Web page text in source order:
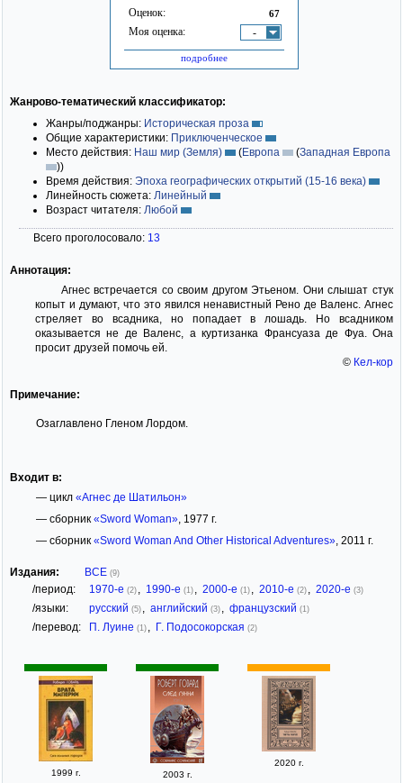
Оценок: 67
Моя оценка: -
подробнее
Жанрово-тематический классификатор:
Жанры/поджанры: Историческая проза
Общие характеристики: Приключенческое
Место действия: Наш мир (Земля) (Европа (Западная Европа
))
Время действия: Эпоха географических открытий (15-16 века)
Линейность сюжета: Линейный
Возраст читателя: Любой
Всего проголосовало: 13
Аннотация:
Агнес встречается со своим другом Этьеном. Они слышат стук
копыт и думают, что это явился ненавистный Рено де Валенс. Агнес
стреляет во всадника, но попадает в лошадь. Но всадником
оказывается не де Валенс, а куртизанка Франсуаза де Фуа. Она
просит друзей помочь ей.
© Кел-кор
Примечание:
Озаглавлено Гленом Лордом.
Входит в:
— цикл «Агнес де Шатильон»
— сборник «Sword Woman», 1977 г.
— сборник «Sword Woman And Other Historical Adventures», 2011 г.
Издания: ВСЕ (9)
/период: 1970-е (2) 1990-е (1) 2000-е (1) 2010-е (2) 2020-е (3)
/языки: русский (5) английский (3) французский (1)
/перевод: П. Луине (1) Г. Подосокорская (2)
1999 г. 2003 г.
2020 г.